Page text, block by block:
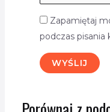
Zapamiętaj
podczas